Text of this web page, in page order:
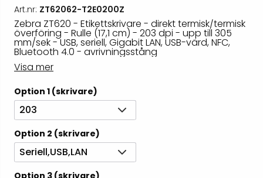
Art.nr: ZT62062-T2E0200Z
Zebra ZT620 - Etikettskrivare - direkt termisk/termisk
överföring - Rulle (17,1 cm) - 203 dpi - upp till 305
mm/sek - USB, seriell, Gigabit LAN, USB-värd, NFC,
Bluetooth 4.0 - avrivningsstång
Visa mer
Option 1 (skrivare)
203
Option 2 (skrivare)
Seriell,USB,LAN
Option 3 (skrivare)